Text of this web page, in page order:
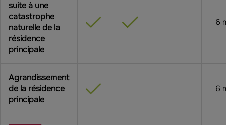
suite à une
catastrophe
naturelle de la
résidence
principale
6
Agrandissement
de la résidence
principale
6